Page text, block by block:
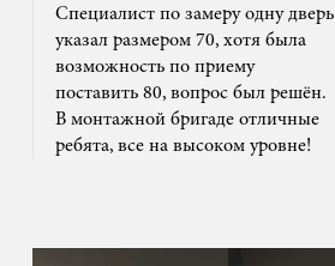
Специалист по замеру одну дверь
указал размером 70, хотя была
возможность по приему
поставить 80, вопрос был решён.
В монтажной бригаде отличные
ребята, все на высоком уровне!